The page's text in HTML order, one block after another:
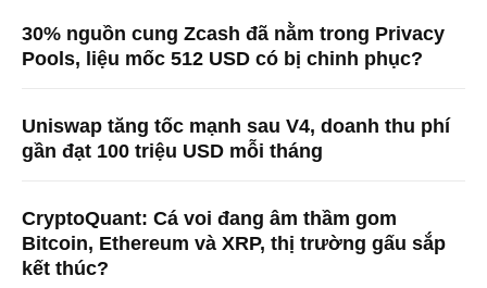
30% nguồn cung Zcash đã nằm trong Privacy
Pools, liệu mốc 512 USD có bị chinh phục?
Uniswap tăng tốc mạnh sau V4, doanh thu phí
gần đạt 100 triệu USD mỗi tháng
CryptoQuant: Cá voi đang âm thầm gom
Bitcoin, Ethereum và XRP, thị trường gấu sắp
kết thúc?